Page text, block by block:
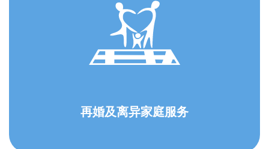
再婚及离异家庭服务